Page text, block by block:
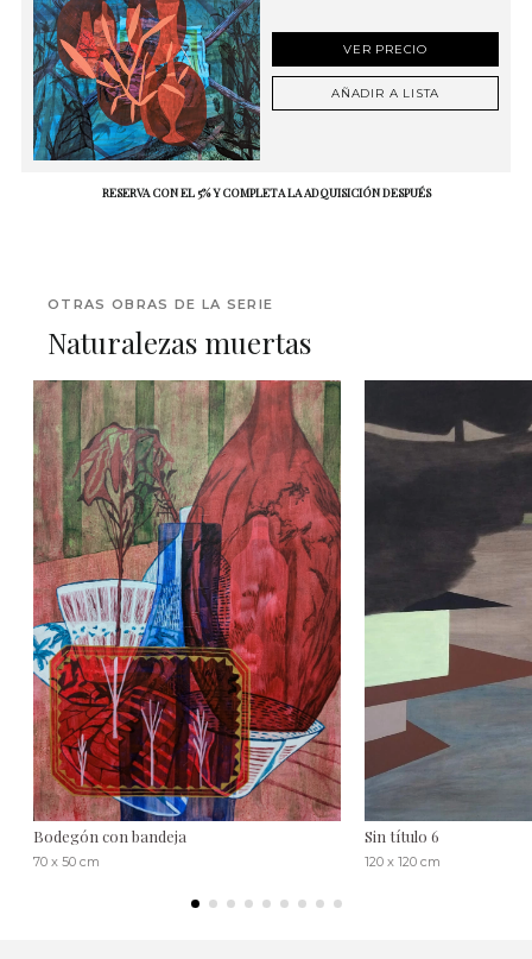
VER PRECIO
AÑADIR A LISTA
RESERVA CON EL 5% Y COMPLETA LA ADQUISICIÓN DESPUÉS
OTRAS OBRAS DE LA SERIE
Naturalezas muertas
Bodegón con bandeja
70 x 50 cm
Sin título 6
120 x 120 cm